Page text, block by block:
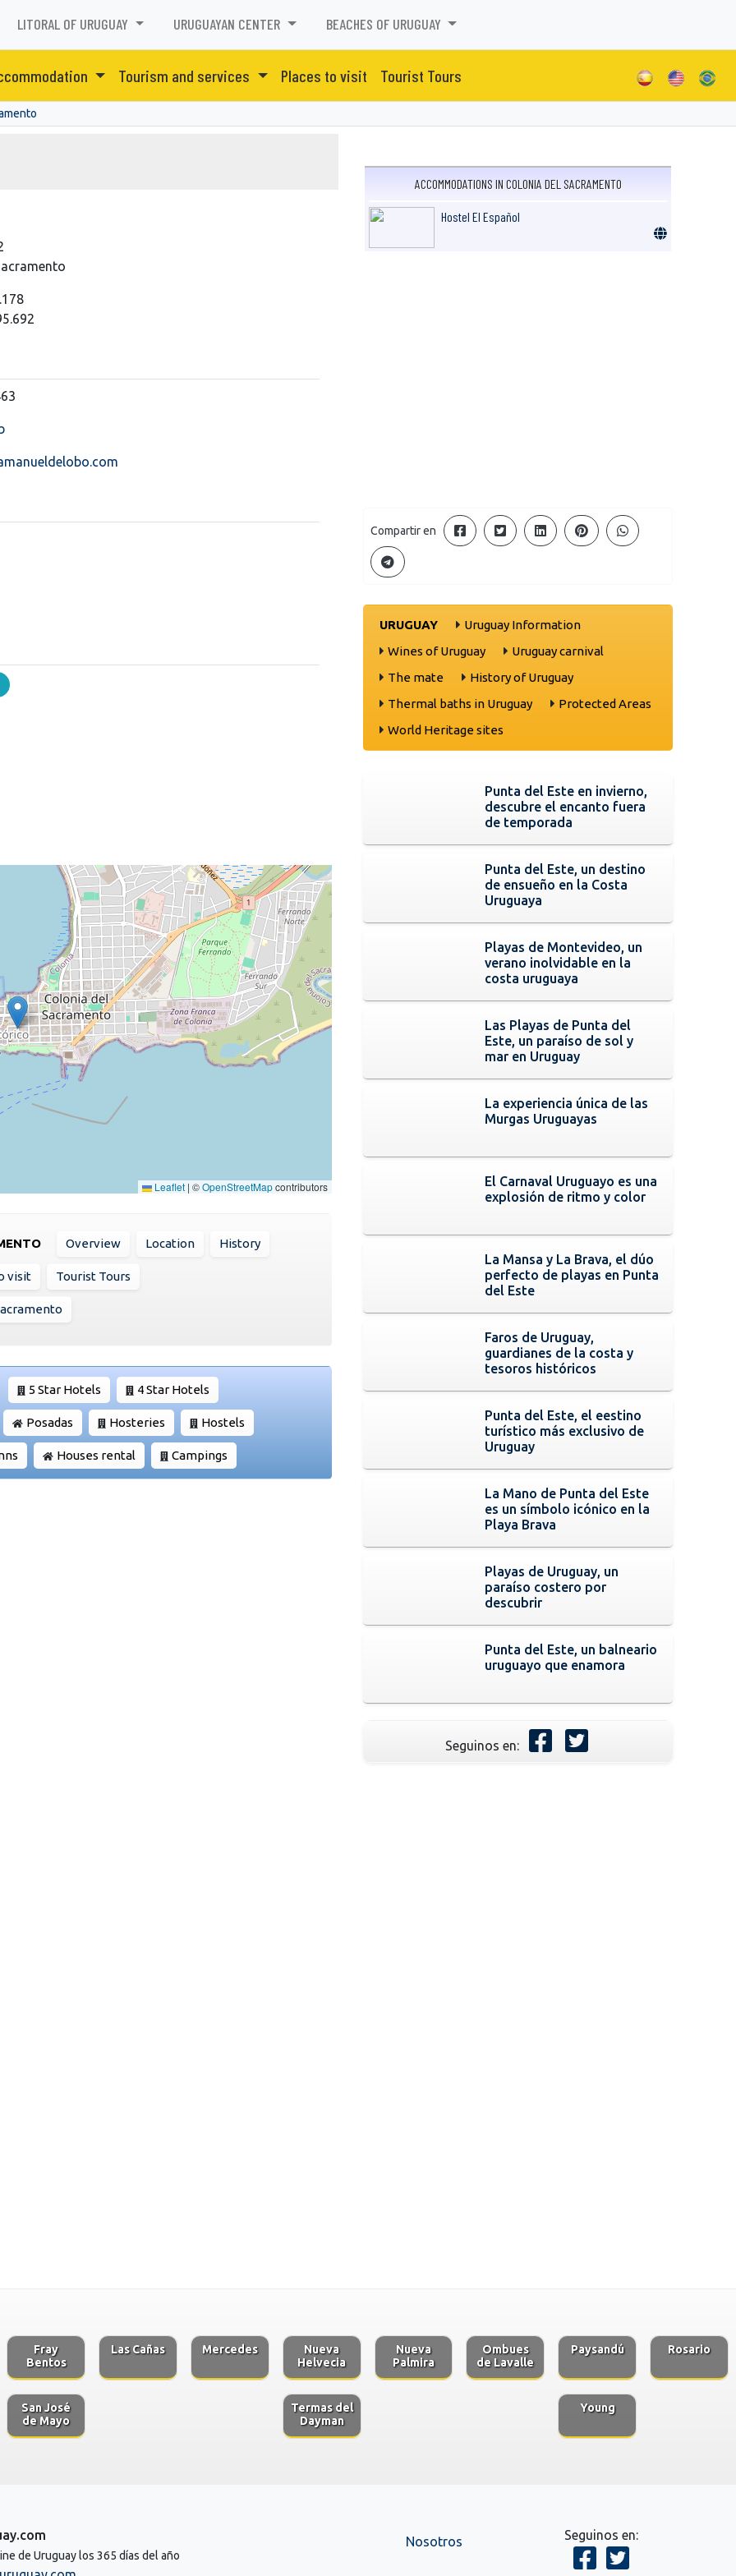
LITORAL OF URUGUAY URUGUAYAN CENTER BEACHES OF URUGUAY
Tourism and services Places to visit Tourist Tours
Leaflet | ©OpenStreetMapcontributors
Overview Location History
visit Tourist Tours
5 Star Hotels 4 Star Hotels
Posadas Hosteries Hostels
Houses rental Campings
ACCOMMODATIONS IN COLONIA DEL SACRAMENTO
Hostel El Español
Compartir en
URUGUAY
Uruguay Information
Wines of Uruguay
Uruguay carnival
The mate
History of Uruguay
Thermal baths in Uruguay
Protected Areas
World Heritage sites
Punta del Este en invierno,
descubre el encanto fuera
de temporada
Punta del Este, un destino
de ensueño en la Costa
Uruguaya
Playas de Montevideo, un
verano inolvidable en la
costa uruguaya
Las Playas de Punta del
Este, un paraíso de sol y
mar en Uruguay
La experiencia única de las
Murgas Uruguayas
El Carnaval Uruguayo es una
explosión de ritmo y color
La Mansa y La Brava, el dúo
perfecto de playas en Punta
del Este
Faros de Uruguay,
guardianes de la costa y
tesoros históricos
Punta del Este, el eestino
turístico más exclusivo de
Uruguay
La Mano de Punta del Este
es un símbolo icónico en la
Playa Brava
Playas de Uruguay, un
paraíso costero por
descubrir
Punta del Este, un balneario
uruguayo que enamora
Seguinos en:
Fray
Bentos
Las Cañas Mercedes
Nueva
Helvecia
Nueva
Palmira
Ombues
de Lavalle
Paysandú Rosario
San José
de Mayo
Termas del
Dayman
Young
de Uruguay los 365 días del año
Nosotros Seguinos en: